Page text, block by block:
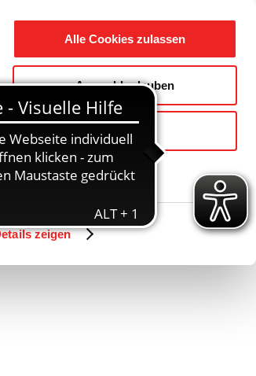
zeigen
Alle Cookies zulassen
Auswahl erlauben
Ablehnen
/ Geschichte
Zurück